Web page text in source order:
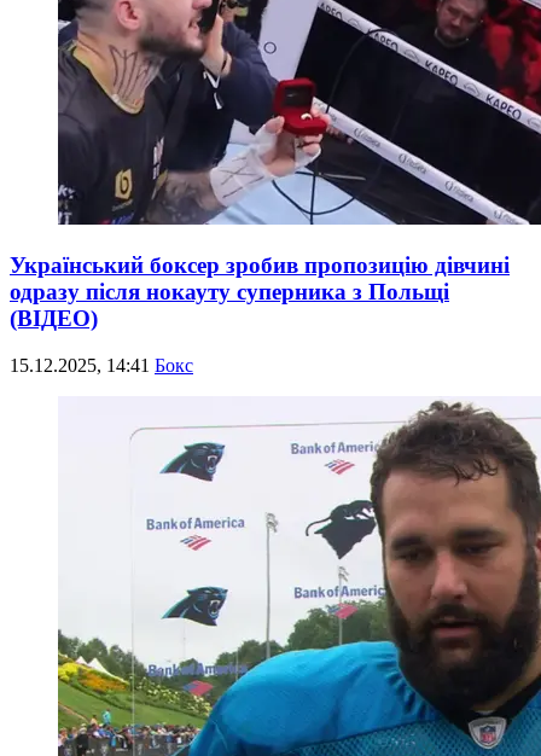
Український боксер зробив пропозицію дівчині
одразу після нокауту суперника з Польщі
(ВІДЕО)
15.12.2025, 14:41 Бокс